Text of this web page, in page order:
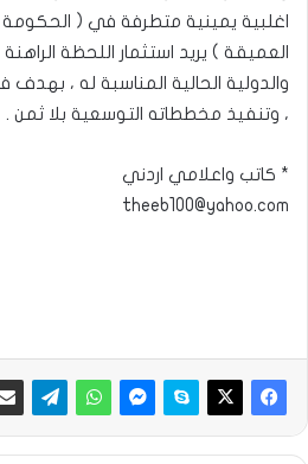
اغلبية يمينية متطرفة في ( الحكومة
العميقة ) يريد استثمار اللحظة الراهنة
والدولية الحالية المناسبة له ،
، وتنفيذ مخططاته التوسعية بلا ثمن .
* كاتب واعلامي اردني
theeb100@yahoo.com